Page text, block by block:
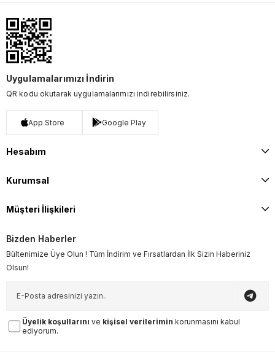
Uygulamalarımızı İndirin
QR kodu okutarak uygulamalarımızı indirebilirsiniz.
App Store Google Play
Hesabım
Kurumsal
Müşteri İlişkileri
Bizden Haberler
Bültenimize Üye Olun ! Tüm İndirim ve Fırsatlardan İlk Sizin Haberiniz
Olsun!
Üyelik koşullarını ve kişisel verilerimin korunmasını kabul
ediyorum.